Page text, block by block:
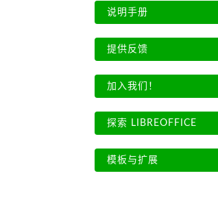
说明手册
提供反馈
加入我们！
探索 LIBREOFFICE
模板与扩展